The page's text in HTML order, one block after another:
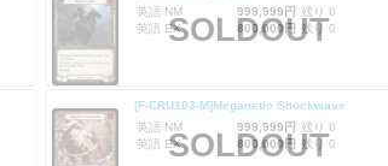
英語 NM
999,999円 残り 0
英語 EX
800,000円 残り 0
SOLDOUT
[F-CRU103-M]Meganetic Shockwave
英語 NM
999,999円 残り 0
英語 EX
800,000円 残り 0
SOLDOUT